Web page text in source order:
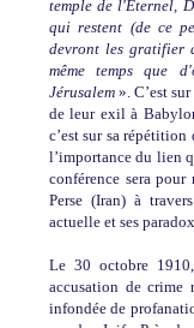
temple de l'Eternel,
qui restent (de ce
devront les gratifier
même temps que
Jérusalem ». C’est
de leur exil à
c’est sur sa répétition
l’importance du lien
conférence sera
Perse (Iran) à
actuelle et ses
Le 30 octobre
accusation de crime
infondée de